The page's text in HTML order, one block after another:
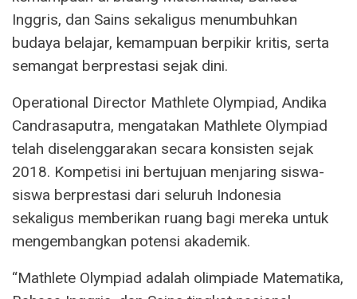
Inggris, dan Sains sekaligus menumbuhkan
budaya belajar, kemampuan berpikir kritis, serta
semangat berprestasi sejak dini.
Operational Director Mathlete Olympiad, Andika
Candrasaputra, mengatakan Mathlete Olympiad
telah diselenggarakan secara konsisten sejak
2018. Kompetisi ini bertujuan menjaring siswa-
siswa berprestasi dari seluruh Indonesia
sekaligus memberikan ruang bagi mereka untuk
mengembangkan potensi akademik.
“Mathlete Olympiad adalah olimpiade Matematika,